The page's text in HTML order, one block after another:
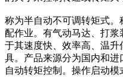
称为半自动不可调转矩式
配作业。有气动马达、打
于其速度快、效率高、温
具。产品来源分为国内和进
自动转矩控制。操作启动模